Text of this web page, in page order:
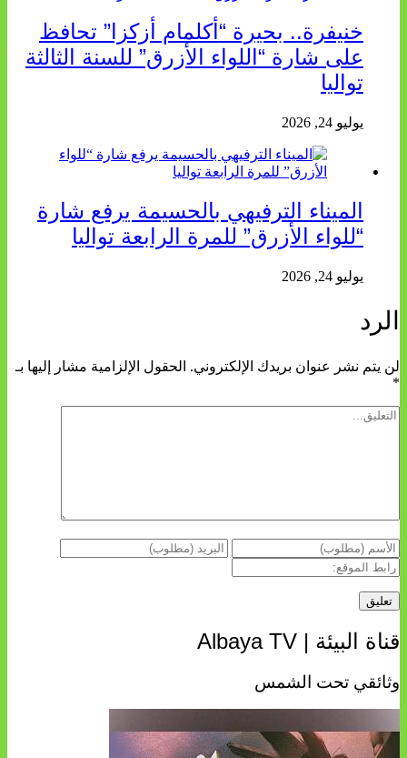
خنيفرة.. بحيرة “أكلمام أزكزا” تحافظ
على شارة “اللواء الأزرق” للسنة الثالثة
تواليا
يوليو 24, 2026
الميناء الترفيهي بالحسيمة يرفع شارة
“للواء الأزرق” للمرة الرابعة تواليا
يوليو 24, 2026
الرد
لن يتم نشر عنوان بريدك الإلكتروني. الحقول الإلزامية مشار إليها بـ
*
قناة البيئة | Albaya TV
وثائقي تحت الشمس